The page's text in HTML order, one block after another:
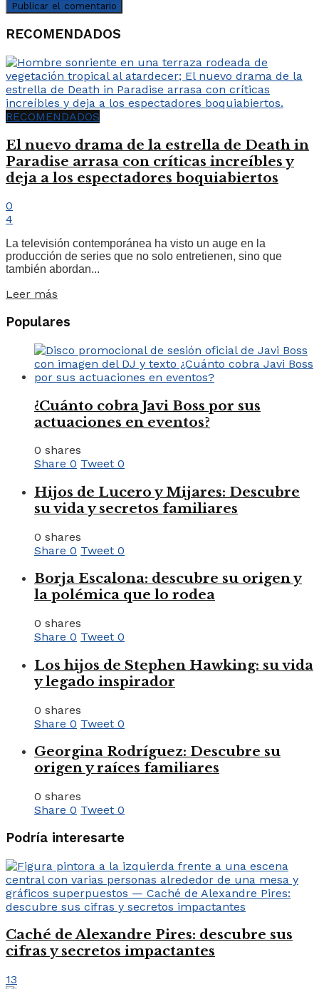
RECOMENDADOS
RECOMENDADOS
El nuevo drama de la estrella de Death in
Paradise arrasa con críticas increíbles y
deja a los espectadores boquiabiertos
0
4
La televisión contemporánea ha visto un auge en la
producción de series que no solo entretienen, sino que
también abordan...
Leer más
Populares
¿Cuánto cobra Javi Boss por sus
actuaciones en eventos?
0 shares
Share 0 Tweet 0
Hijos de Lucero y Mijares: Descubre
su vida y secretos familiares
0 shares
Share 0 Tweet 0
Borja Escalona: descubre su origen y
la polémica que lo rodea
0 shares
Share 0 Tweet 0
Los hijos de Stephen Hawking: su vida
y legado inspirador
0 shares
Share 0 Tweet 0
Georgina Rodríguez: Descubre su
origen y raíces familiares
0 shares
Share 0 Tweet 0
Podría interesarte
Caché de Alexandre Pires: descubre sus
cifras y secretos impactantes
13